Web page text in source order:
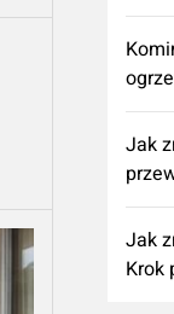
Jak
Jak
Krok